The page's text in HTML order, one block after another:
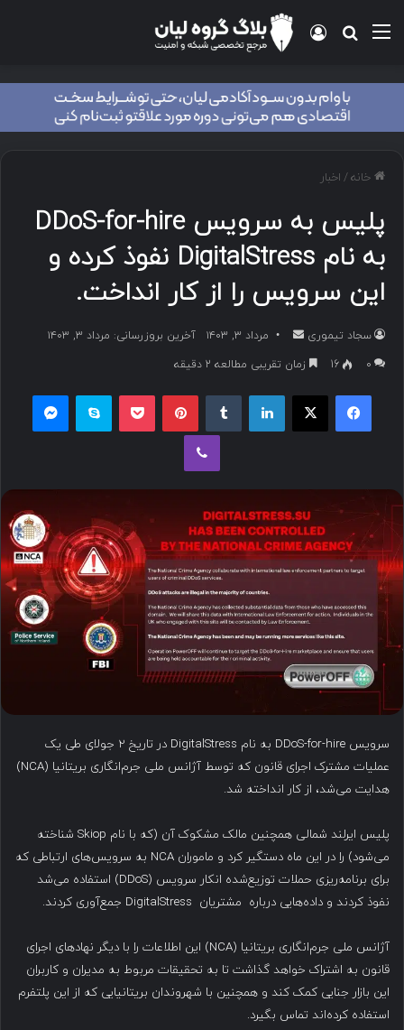
منو جستجو برای
ورود
خانه/ اخبار
پلیس به سرویس DDoS-for-hire
به نام DigitalStress نفوذ کرده و
این سرویس را از کار انداخت.
سجاد تیموری
ا
ا
ی
م
ی
ل
مرداد ۳, ۱۴۰۳
آخرین بروزرسانی: مرداد ۳, ۱۴۰۳
۰
16 زمان تقریبی مطالعه 2 دقیقه
فیسبوک ایکس لینکداین پینتریست پاکت اسکایپ
وایبر
سرویس DDoS-for-hire به نام DigitalStress در تاریخ ۲ جولای طی یک
عملیات مشترک اجرای قانون که توسط آژانس ملی جرم‌انگاری بریتانیا (NCA)
هدایت می‌شد، از کار انداخته شد.
پلیس ایرلند شمالی همچنین مالک مشکوک آن (که با نام Skiop شناخته
می‌شود) را در این ماه دستگیر کرد و ماموران NCA به سرویس‌های ارتباطی که
برای برنامه‌ریزی حملات توزیع‌شده انکار سرویس (DDoS) استفاده می‌شد
نفوذ کردند و داده‌هایی درباره مشتریان DigitalStress جمع‌آوری کردند.
آژانس ملی جرم‌انگاری بریتانیا (NCA) این اطلاعات را با دیگر نهادهای اجرای
قانون به اشتراک خواهد گذاشت تا به تحقیقات مربوط به مدیران و کاربران
این بازار جنایی کمک کند و همچنین با شهروندان بریتانیایی که از این پلتفرم
استفاده کرده‌اند تماس بگیرد.